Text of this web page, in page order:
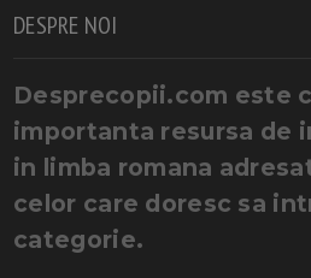
DESPRE NOI
Desprecopii.com este
importanta resursa de
in limba romana
celor care doresc sa
categorie.